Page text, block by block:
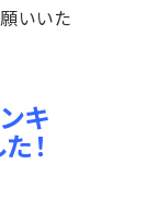
いいた
キ
！